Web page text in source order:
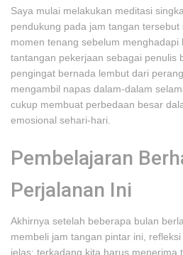
Saya mulai melakukan meditasi
pendukung pada jam tangan
momen tenang sebelum menghadapi
tantangan pekerjaan sebagai penulis
pengingat bernada lembut dari
mengambil napas dalam-dalam
cukup membuat perbedaan besar
emosional sehari-hari.
Pembelajaran
Perjalanan Ini
Akhirnya setelah beberapa bulan
membeli jam tangan pintar ini,
jelas: terkadang kita harus menerima